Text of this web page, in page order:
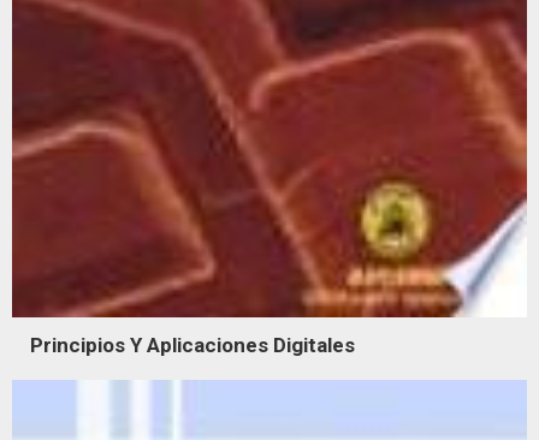
Principios Y Aplicaciones Digitales